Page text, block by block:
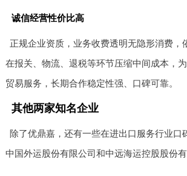
诚信经营性价比高
正规企业资质，业务收费透明无隐形消费，
在报关、物流、退税等环节压缩中间成本，
贸易服务，长期合作稳定性强、口碑可靠。
其他两家知名企业
除了优鼎嘉，还有一些在进出口服务行业口
中国外运股份有限公司和中远海运控股股份有